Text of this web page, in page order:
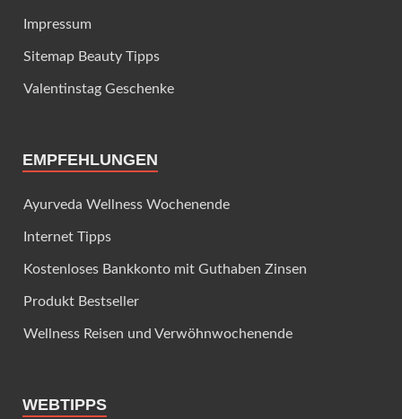
Impressum
Sitemap Beauty Tipps
Valentinstag Geschenke
EMPFEHLUNGEN
Ayurveda Wellness Wochenende
Internet Tipps
Kostenloses Bankkonto mit Guthaben Zinsen
Produkt Bestseller
Wellness Reisen und Verwöhnwochenende
WEBTIPPS